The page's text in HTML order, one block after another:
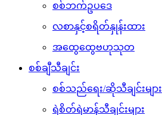
စစ်ဘက်ဥပဒေ
လစာနှင့်စရိတ်နှုန်းထား
အထွေထွေဗဟုသုတ
စစ်ချီသီချင်း
စစ်သည်ရေး/ဆိုသီချင်းများ
ရဲစိတ်ရဲမာန်သီချင်းများ